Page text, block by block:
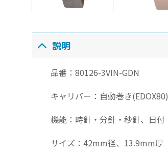
説明
品番：80126-3VIN-GDN
キャリバー：自動巻き(EDOX80)
機能：時針・分針・秒針、日付
サイズ：42mm径、13.9mm厚